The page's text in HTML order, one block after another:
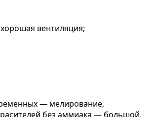
вентиляция;
— мелирование,
без аммиака — большой,